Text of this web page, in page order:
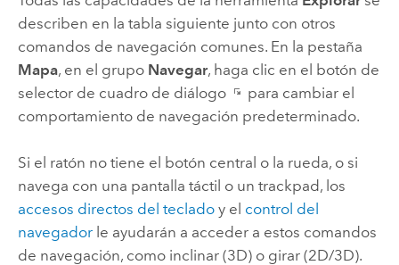
describen en la tabla siguiente junto con otros
comandos de navegación comunes. En la pestaña
Mapa, en el grupo Navegar, haga clic en el botón de
selector de cuadro de diálogo
para cambiar el
comportamiento de navegación predeterminado.
Si el ratón no tiene el botón central o la rueda, o si
navega con una pantalla táctil o un trackpad, los
accesos directos del tecladoy el control del
navegadorle ayudarán a acceder a estos comandos
de navegación, como inclinar (3D) o girar (2D/3D).